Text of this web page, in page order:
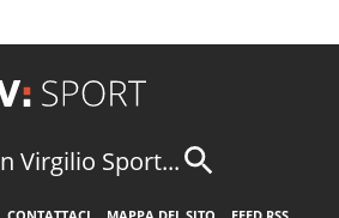
Virgilio Sport...